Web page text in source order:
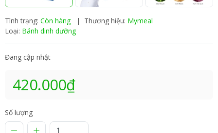
Tình trạng: Còn hàng | Thương hiệu: Mymeal
Loại: Bánh dinh dưỡng
Đang cập nhật
420.000₫
Số lượng